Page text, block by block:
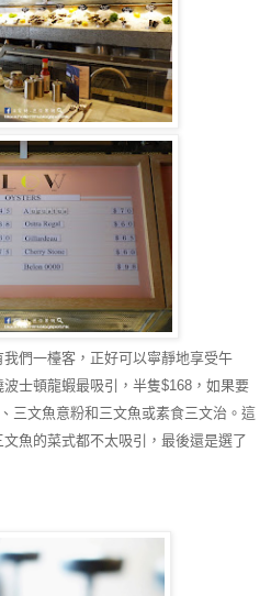
們一檯客，正好可以寧靜地享受午
士頓龍蝦最吸引，半隻$168，如果要
三文魚意粉和三文魚或素食三文治。這
魚的菜式都不太吸引，最後還是選了